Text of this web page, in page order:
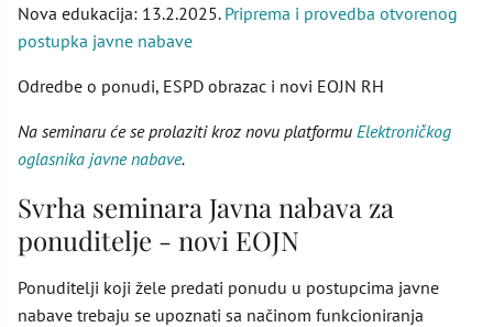
Nova edukacija: 13.2.2025. Priprema i provedba otvorenog
postupka javne nabave
Odredbe o ponudi, ESPD obrazac i novi EOJN RH
Na seminaru će se prolaziti kroz novu platformu Elektroničkog
oglasnika javne nabave.
Svrha seminara Javna nabava za
ponuditelje - novi EOJN
Ponuditelji koji žele predati ponudu u postupcima javne
nabave trebaju se upoznati sa načinom funkcioniranja